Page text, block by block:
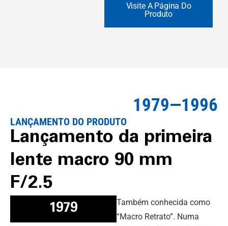
Visite A Página Do
Produto
LANÇAMENTO DO PRODUTO
Lançamento da primeira
lente macro 90 mm
F/2.5
1979—1996
1979
Também conhecida como
“Macro Retrato”. Numa